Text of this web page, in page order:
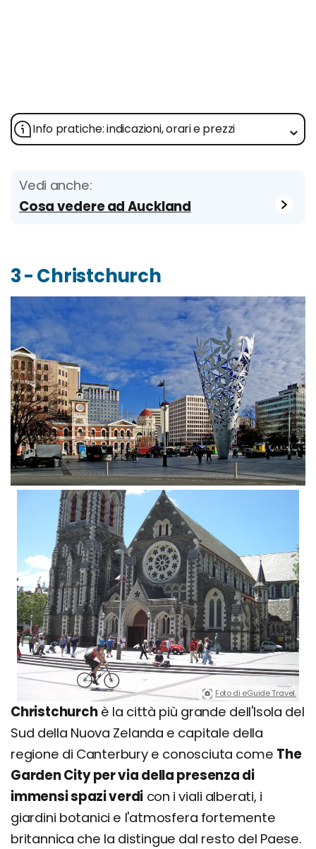
Info pratiche: indicazioni, orari e prezzi
Vedi anche:
Cosa vedere ad Auckland
3 - Christchurch
Foto di eGuide Travel.
Christchurchè la città più grande dell'Isola del
Sud della Nuova Zelanda e capitale della
regione di Canterbury e conosciuta come The
Garden City per via della presenza di
immensi spazi verdi con i viali alberati, i
giardini botanici e l'atmosfera fortemente
britannica che la distingue dal resto del Paese.